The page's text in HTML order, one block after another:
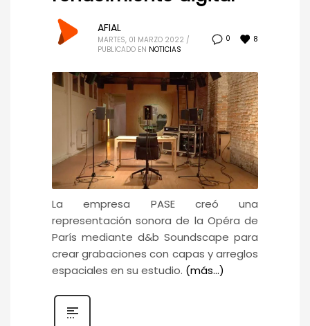
0 8
AFIAL
MARTES, 01 MARZO 2022 /
PUBLICADO EN NOTICIAS
La empresa PASE creó una
representación sonora de la Opéra de
París mediante d&b Soundscape para
crear grabaciones con capas y arreglos
espaciales en su estudio. (más…)